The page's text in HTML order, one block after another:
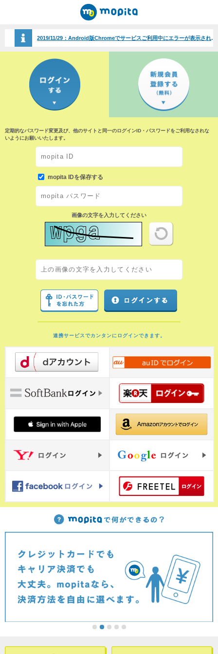
2019/11/29：Android版Chromeでサービスご利用中にエラーが表示される事象について（2019/11/29）
定期的なパスワード変更及び、他のサイトと同一のログインID・パスワードをご利用なされな
いようにお願いいたします。
mopita IDを保存する
画像の文字を入力してください
連携サービスでカンタンにログインできます。